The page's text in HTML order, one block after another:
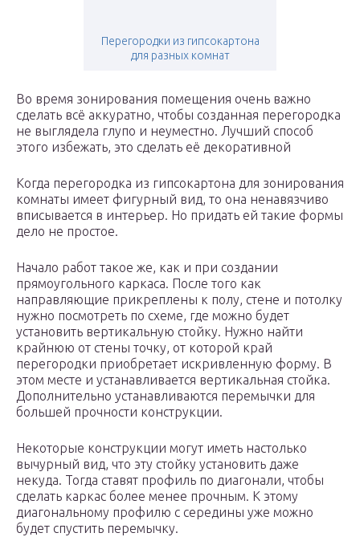
Перегородки из гипсокартона
для разных комнат
Во время зонирования помещения очень важно
сделать всё аккуратно, чтобы созданная перегородка
не выглядела глупо и неуместно. Лучший способ
этого избежать, это сделать её декоративной
Когда перегородка из гипсокартона для зонирования
комнаты имеет фигурный вид, то она ненавязчиво
вписывается в интерьер. Но придать ей такие формы
дело не простое.
Начало работ такое же, как и при создании
прямоугольного каркаса. После того как
направляющие прикреплены к полу, стене и потолку
нужно посмотреть по схеме, где можно будет
установить вертикальную стойку. Нужно найти
крайнюю от стены точку, от которой край
перегородки приобретает искривленную форму. В
этом месте и устанавливается вертикальная стойка.
Дополнительно устанавливаются перемычки для
большей прочности конструкции.
Некоторые конструкции могут иметь настолько
вычурный вид, что эту стойку установить даже
некуда. Тогда ставят профиль по диагонали, чтобы
сделать каркас более менее прочным. К этому
диагональному профилю с середины уже можно
будет спустить перемычку.